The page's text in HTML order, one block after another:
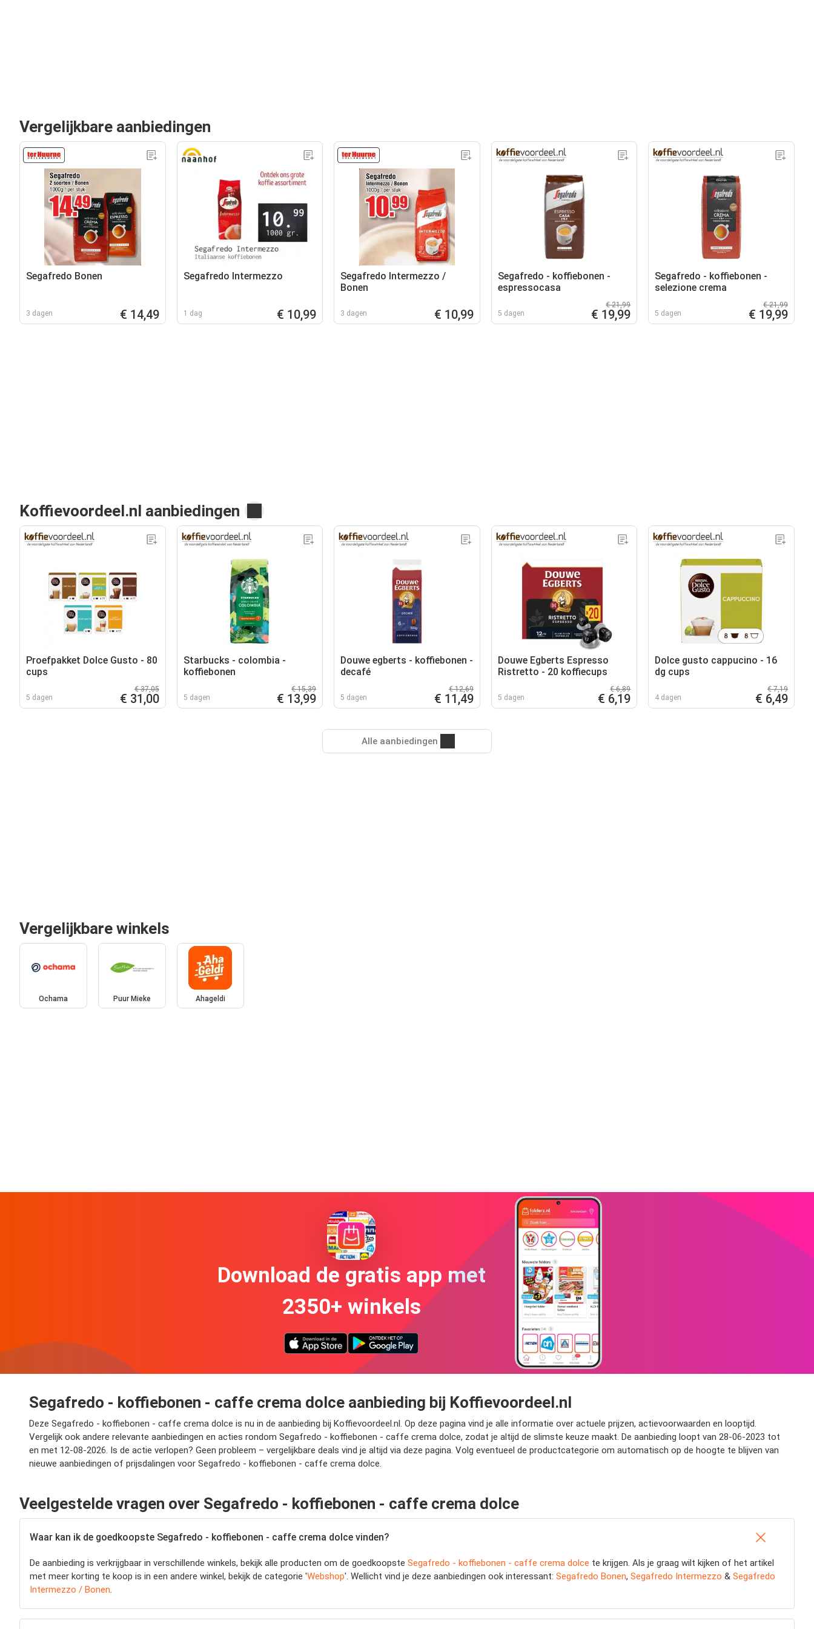
Vergelijkbare aanbiedingen
Segafredo Bonen
3 dagen € 14,49
Segafredo Intermezzo
1 dag € 10,99
Segafredo Intermezzo /
Bonen
3 dagen € 10,99
Segafredo - koffiebonen -
espressocasa
5 dagen
€ 21,99
€ 19,99
Segafredo - koffiebonen -
selezione crema
5 dagen
€ 21,99
€ 19,99
Koffievoordeel.nl aanbiedingen
Proefpakket Dolce Gusto - 80
cups
5 dagen
€ 37,05
€ 31,00
Starbucks - colombia -
koffiebonen
5 dagen
€ 15,39
€ 13,99
Douwe egberts - koffiebonen -
decafé
5 dagen
€ 12,69
€ 11,49
Douwe Egberts Espresso
Ristretto - 20 koffiecups
5 dagen
€ 6,89
€ 6,19
Dolce gusto cappucino - 16
dg cups
4 dagen
€ 7,19
€ 6,49
Alle aanbiedingen
Vergelijkbare winkels
Ochama Puur Mieke Ahageldi
Download de gratis app met
2350+ winkels
Segafredo - koffiebonen - caffe crema dolce aanbieding bij Koffievoordeel.nl
Deze Segafredo - koffiebonen - caffe crema dolce is nu in de aanbieding bij Koffievoordeel.nl. Op deze pagina vind je alle informatie over actuele prijzen, actievoorwaarden en looptijd.
Vergelijk ook andere relevante aanbiedingen en acties rondom Segafredo - koffiebonen - caffe crema dolce, zodat je altijd de slimste keuze maakt. De aanbieding loopt van 28-06-2023 tot
en met 12-08-2026. Is de actie verlopen? Geen probleem – vergelijkbare deals vind je altijd via deze pagina. Volg eventueel de productcategorie om automatisch op de hoogte te blijven van
nieuwe aanbiedingen of prijsdalingen voor Segafredo - koffiebonen - caffe crema dolce.
Veelgestelde vragen over Segafredo - koffiebonen - caffe crema dolce
Waar kan ik de goedkoopste Segafredo - koffiebonen - caffe crema dolce vinden?
De aanbieding is verkrijgbaar in verschillende winkels, bekijk alle producten om de goedkoopste Segafredo - koffiebonen - caffe crema dolce te krijgen. Als je graag wilt kijken of het artikel
met meer korting te koop is in een andere winkel, bekijk de categorie 'Webshop'. Wellicht vind je deze aanbiedingen ook interessant: Segafredo Bonen, Segafredo Intermezzo & Segafredo
Intermezzo / Bonen